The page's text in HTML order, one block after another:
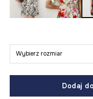
Wybierz rozmiar
Dodaj